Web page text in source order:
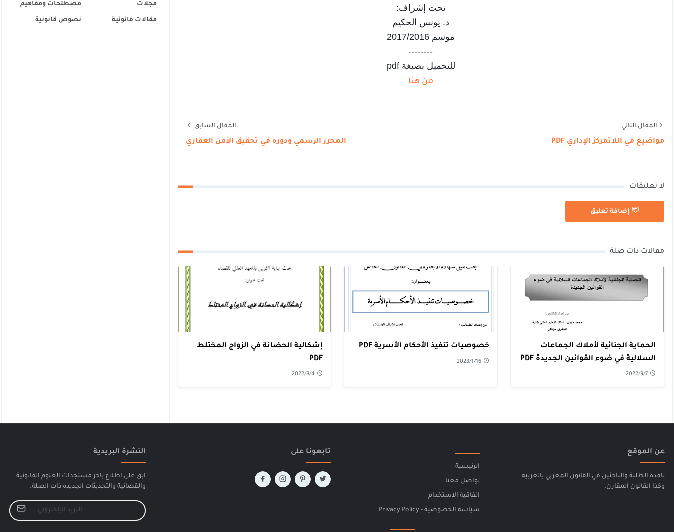
تحت إشراف:
د. يونس الحكيم
موسم 2017/2016
--------
للتحميل بصيغة pdf
من هنا
المقال التالي
مواضيع في اللاتمركز الإداري PDF
المقال السابق
المحرر الرسمي ودوره في تحقيق الأمن العقاري
لا تعليقات
إضافة تعليق
مقالات ذات صلة
الحماية الجنائية لأملاك الجماعات
السلالية في ضوء القوانين الجديدة PDF
2022/9/7
خصوصيات تنفيذ الأحكام الأسرية PDF
2023/1/16
إشكالية الحضانة في الزواج المختلط
PDF
2022/8/4
مجلات مصطلحات ومفاهيم
مقالات قانونية نصوص قانونية
عن الموقع
نافدة الطلبة والباحثين في القانون المغربي بالعربية
وكذا القانون المقارن.
الرئيسية
تواصل معنا
اتفاقية الاستخدام
سياسة الخصوصية - Privacy Policy
تابعونا على النشرة البريدية
ابق على اطلاع بآخر مستجدات العلوم القانونية
والقضائية والتحديثات الجديده ذات الصلة.